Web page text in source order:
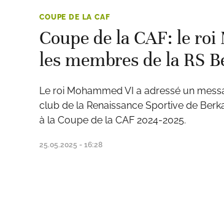
COUPE DE LA CAF
Coupe de la CAF: le
les membres de la RS
Le roi Mohammed VI a adressé un
club de la Renaissance Sportive de
à la Coupe de la CAF 2024-2025.
25.05.2025 - 16:28